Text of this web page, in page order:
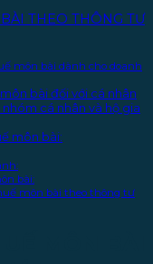
THEO THÔNG TƯ
môn bài dành cho doanh
bài đối với cá nhân
cá nhân và hộ gia
môn bài:
bài:
môn bài theo thông tư